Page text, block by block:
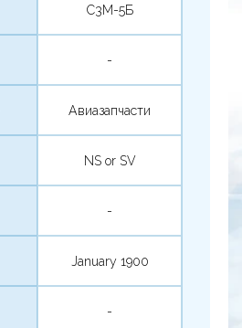
С3М-5Б
-
Авиазапчасти
NS or SV
-
January 1900
-